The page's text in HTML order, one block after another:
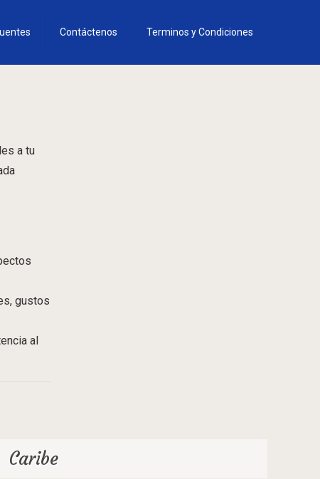
Contáctenos Terminos y Condiciones
a tu
gustos
al
Caribe